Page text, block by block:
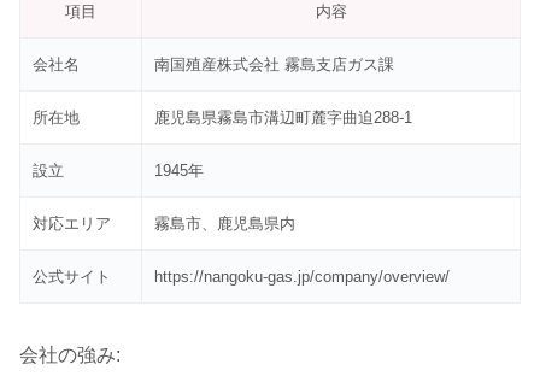
項目 内容
会社名 南国殖産株式会社 霧島支店ガス課
所在地 鹿児島県霧島市溝辺町麓字曲迫288-1
設立 1945年
対応エリア 霧島市、鹿児島県内
公式サイト https://nangoku-gas.jp/company/overview/
会社の強み: